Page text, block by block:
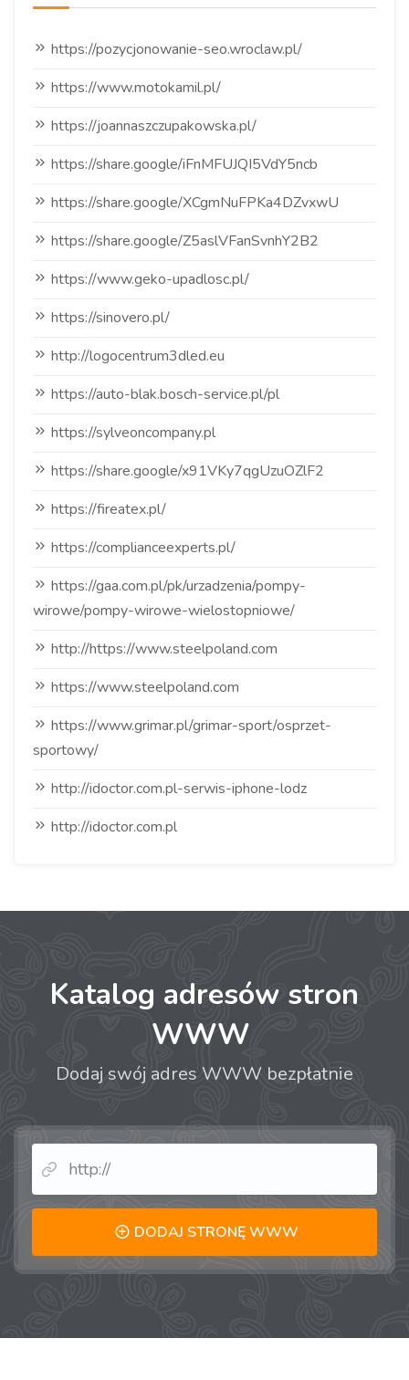
https://pozycjonowanie-seo.wroclaw.pl/
https://www.motokamil.pl/
https://joannaszczupakowska.pl/
https://share.google/iFnMFUJQI5VdY5ncb
https://share.google/XCgmNuFPKa4DZvxwU
https://share.google/Z5aslVFanSvnhY2B2
https://www.geko-upadlosc.pl/
https://sinovero.pl/
http://logocentrum3dled.eu
https://auto-blak.bosch-service.pl/pl
https://sylveoncompany.pl
https://share.google/x91VKy7qgUzuOZlF2
https://fireatex.pl/
https://complianceexperts.pl/
https://gaa.com.pl/pk/urzadzenia/pompy-
wirowe/pompy-wirowe-wielostopniowe/
http://https://www.steelpoland.com
https://www.steelpoland.com
https://www.grimar.pl/grimar-sport/osprzet-
sportowy/
http://idoctor.com.pl-serwis-iphone-lodz
http://idoctor.com.pl
Katalog adresów stron
WWW
Dodaj swój adres WWW bezpłatnie
DODAJ STRONĘ WWW